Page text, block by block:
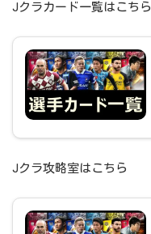
Jクラカード一覧はこちら
Jクラ攻略室はこちら